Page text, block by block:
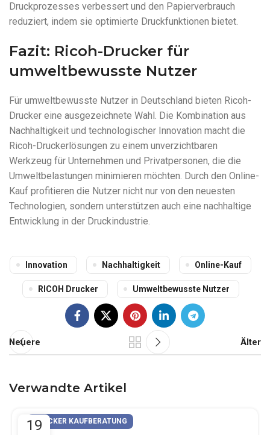
Druckprozesses verbessert und den Papierverbrauch
reduziert, indem sie optimierte Druckfunktionen bietet.
Fazit: Ricoh-Drucker für
umweltbewusste Nutzer
Für umweltbewusste Nutzer in Deutschland bieten Ricoh-
Drucker eine ausgezeichnete Wahl. Die Kombination aus
Nachhaltigkeit und technologischer Innovation macht die
Ricoh-Druckerlösungen zu einem unverzichtbaren
Werkzeug für Unternehmen und Privatpersonen, die die
Umweltbelastungen minimieren möchten. Durch den Online-
Kauf profitieren die Nutzer nicht nur von den neuesten
Technologien, sondern unterstützen auch eine nachhaltige
Entwicklung in der Druckindustrie.
Innovation Nachhaltigkeit Online-Kauf
RICOH Drucker Umweltbewusste Nutzer
Neuere Älter
Verwandte Artikel
19DRUCKER KAUFBERATUNG